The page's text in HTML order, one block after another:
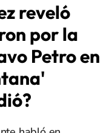
reveló
por la
Petro en